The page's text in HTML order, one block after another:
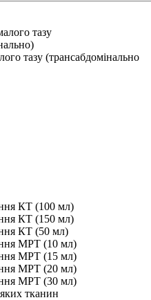
тазу
тазу (трансабдомінально
КТ (100 мл)
КТ (150 мл)
КТ (50 мл)
МРТ (10 мл)
МРТ (15 мл)
МРТ (20 мл)
МРТ (30 мл)
тканин